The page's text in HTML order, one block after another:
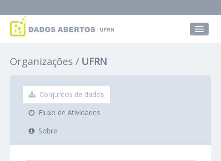
Grupos
Sobre
Organizações UFRN
Conjuntos de dados
Fluxo de Atividades
Sobre